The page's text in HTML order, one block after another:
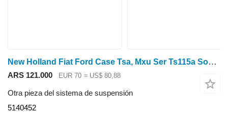
New Holland Fiat Ford Case Tsa, Mxu Ser Ts115a Soporte del eje delantero delantero 5140 5140452 para tractor de ruedas
ARS 121.000 EUR 70 ≈ US$ 80,88
Otra pieza del sistema de suspensión
5140452